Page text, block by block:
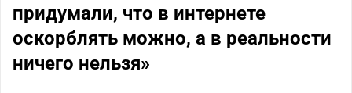
придумали, что в интернете
оскорблять можно, а в реальности
ничего нельзя»